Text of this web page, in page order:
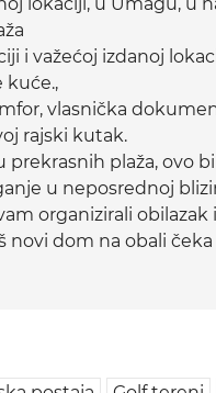
i važećoj izdanoj
kuće.,
vlasnička
rajski kutak.
plaža, ovo
u neposrednoj
organizirali obilazak
novi dom na obali čeka